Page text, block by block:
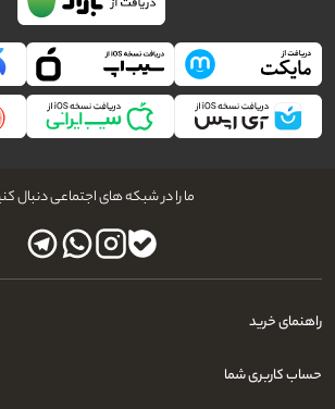
ما را در شبکه های اجتماعی دنبال
راهنمای خرید
حساب کاربری شما